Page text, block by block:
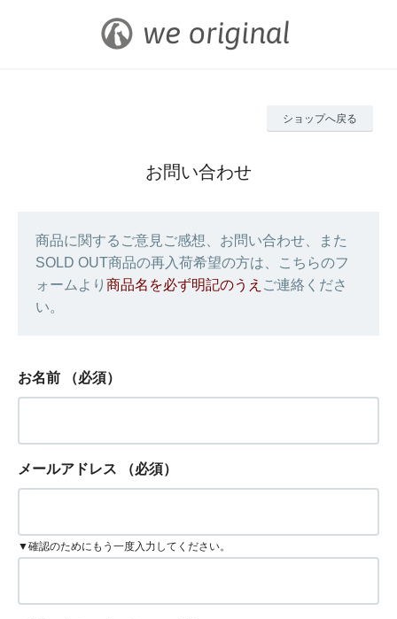
ショップへ戻る
お問い合わせ
商品に関するご意見ご感想、お問い合わせ、また
SOLD OUT商品の再入荷希望の方は、こちらのフ
ォームより 商品名を必ず明記のうえ ご連絡くださ
い。
お名前 （必須）
メールアドレス （必須）
▼確認のためにもう一度入力してください。